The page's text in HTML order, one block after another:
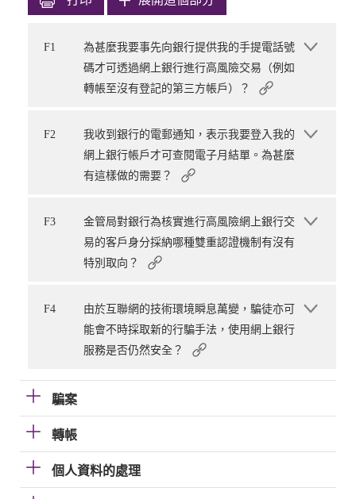
F1
為甚麼我要事先向銀行提供我的手提電話號
碼才可透過網上銀行進行高風險交易（例如
轉帳至沒有登記的第三方帳戶）？
F2
我收到銀行的電郵通知，表示我要登入我的
網上銀行帳戶才可查閱電子月結單。為甚麼
有這樣做的需要？
F3
金管局對銀行為核實進行高風險網上銀行交
易的客戶身分採納哪種雙重認證機制有沒有
特別取向？
F4
由於互聯網的技術環境瞬息萬變，騙徒亦可
能會不時採取新的行騙手法，使用網上銀行
服務是否仍然安全？
騙案
轉帳
個人資料的處理